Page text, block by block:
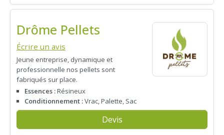
Drôme Pellets
Écrire un avis
Jeune entreprise, dynamique et
professionnelle nos pellets sont
fabriqués sur place.
Essences :Résineux
Conditionnement :Vrac, Palette, Sac
Devis